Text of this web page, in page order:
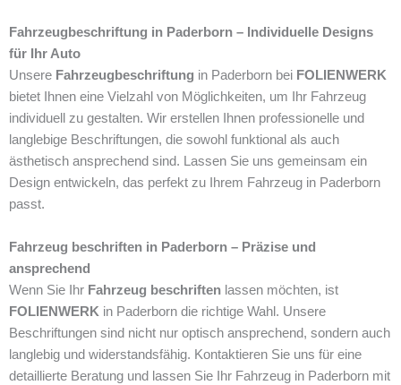
Fahrzeugbeschriftung in Paderborn – Individuelle Designs
für Ihr Auto
Unsere Fahrzeugbeschriftung in Paderborn bei FOLIENWERK
bietet Ihnen eine Vielzahl von Möglichkeiten, um Ihr Fahrzeug
individuell zu gestalten. Wir erstellen Ihnen professionelle und
langlebige Beschriftungen, die sowohl funktional als auch
ästhetisch ansprechend sind. Lassen Sie uns gemeinsam ein
Design entwickeln, das perfekt zu Ihrem Fahrzeug in Paderborn
passt.
Fahrzeug beschriften in Paderborn – Präzise und
ansprechend
Wenn Sie Ihr Fahrzeug beschriften lassen möchten, ist
FOLIENWERK in Paderborn die richtige Wahl. Unsere
Beschriftungen sind nicht nur optisch ansprechend, sondern auch
langlebig und widerstandsfähig. Kontaktieren Sie uns für eine
detaillierte Beratung und lassen Sie Ihr Fahrzeug in Paderborn mit